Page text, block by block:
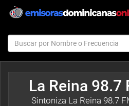
La Reina 98.7
Sintoniza La Reina 98.7